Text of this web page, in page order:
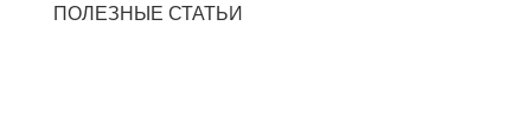
ПОЛЕЗНЫЕ СТАТЬИ